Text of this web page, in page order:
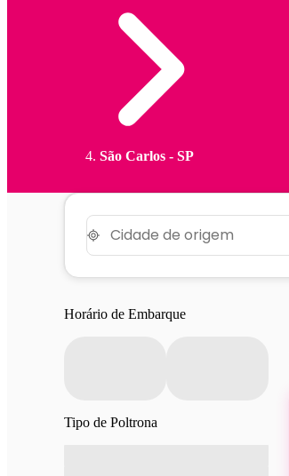
São Carlos - SP
Horário de Embarque
Tipo de Poltrona